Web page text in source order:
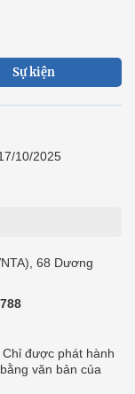
Sự kiện
10/2025
68 Dương
được phát hành
văn bản của